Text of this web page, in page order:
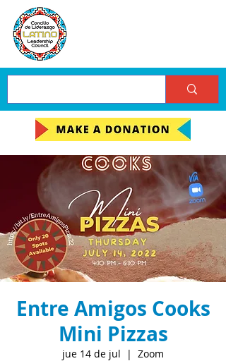
Entre Amigos Cooks
Mini Pizzas
jue 14 de jul
  |
Zoom